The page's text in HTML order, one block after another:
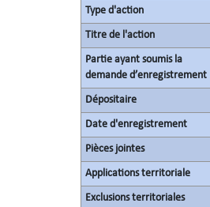
Type d'action
Titre de l'action
Partie ayant soumis la
demande d’enregistrement
Dépositaire
Date d'enregistrement
Pièces jointes
Applications territoriale
Exclusions territoriales